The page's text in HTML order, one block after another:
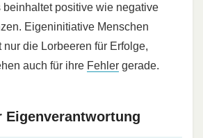
beinhaltet positive wie negative
Eigeninitiative Menschen
nur die Lorbeeren für Erfolge,
auch für ihre Fehler gerade.
Eigenverantwortung